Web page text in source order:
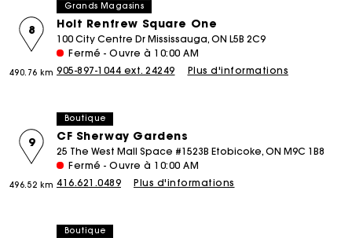
Grands Magasins
Holt Renfrew Square One
8
490.76 km
100 City Centre Dr Mississauga, ON L5B 2C9
Fermé - Ouvre à 10:00 AM
905-897-1044 ext. 24249
Plus d'informations
Boutique
CF Sherway Gardens
9
496.52 km
25 The West Mall Space #1523B Etobicoke, ON M9C 1B8
Fermé - Ouvre à 10:00 AM
416.621.0489
Plus d'informations
Boutique